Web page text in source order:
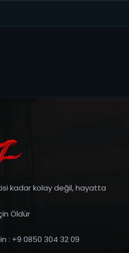
kadar kolay değil, hayatta
Öldür
: +9 0850 304 32 09